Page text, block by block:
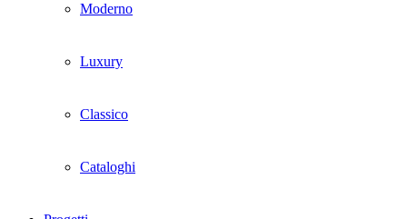
Moderno
Luxury
Classico
Cataloghi